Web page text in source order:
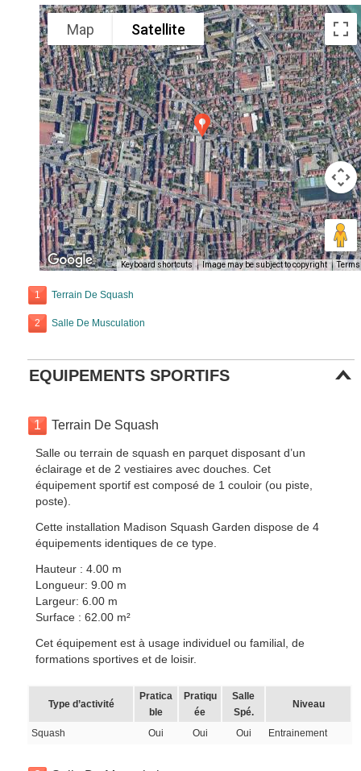
Map Satellite
Keyboard shortcuts Image may be subject to copyright Terms
1 Terrain De Squash
2 Salle De Musculation
EQUIPEMENTS SPORTIFS
1 Terrain De Squash
Salle ou terrain de squash en parquet disposant d’un
éclairage et de 2 vestiaires avec douches. Cet
équipement sportif est composé de 1 couloir (ou piste,
poste).
Cette installation Madison Squash Garden dispose de 4
équipements identiques de ce type.
Hauteur : 4.00 m
Longueur: 9.00 m
Largeur: 6.00 m
Surface : 62.00 m²
Cet équipement est à usage individuel ou familial, de
formations sportives et de loisir.
Type d’activité
Pratica
ble
Pratiqu
ée
Salle
Spé.
Niveau
Squash Oui Oui Oui Entrainement